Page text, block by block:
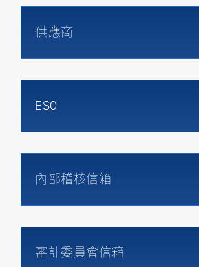
供應商
ESG
內部稽核信箱
審計委員會信箱